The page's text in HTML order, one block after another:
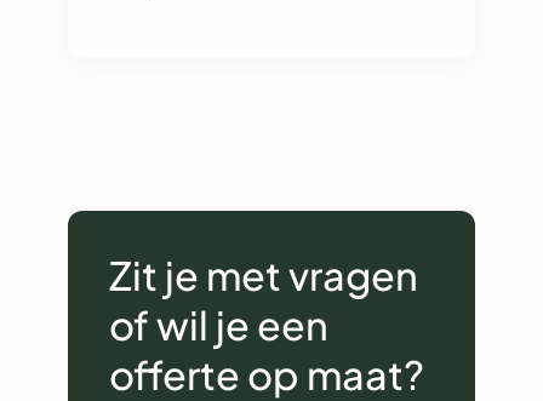
Zit je met vragen
of wil je een
offerte op maat?